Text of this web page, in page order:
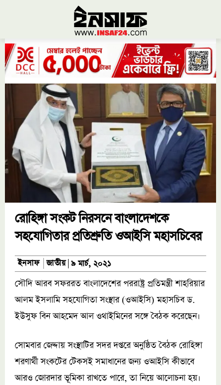
রোহিঙ্গা সংকট নিরসনে বাংলাদেশকে
সহযোগিতার প্রতিশ্রুতি ওআইসি মহাসচিবের
ইনসাফ জাতীয় ৯ মার্চ, ২০২১
সৌদি আরব সফররত বাংলাদেশের পররাষ্ট্র প্রতিমন্ত্রী শাহরিয়ার
আলম ইসলামি সহযোগিতা সংস্থার (ওআইসি) মহাসচিব ড.
ইউসুফ বিন আহমেদ আল ওথাইমিনের সঙ্গে বৈঠক করেছেন।
সোমবার জেদ্দায় সংস্থাটির সদর দপ্তরে অনুষ্ঠিত বৈঠক রোহিঙ্গা
শরণার্থী সংকটের টেকসই সমাধানের জন্য ওআইসি কীভাবে
আরও জোরদার ভূমিকা রাখতে পারে, তা নিয়ে আলোচনা হয়।